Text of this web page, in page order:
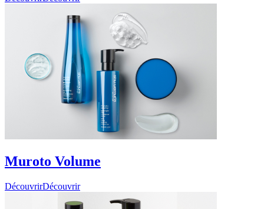
Muroto Volume
DécouvrirDécouvrir